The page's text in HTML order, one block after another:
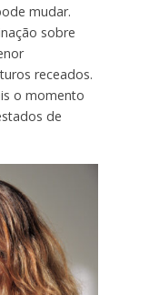
mudar.
sobre
receados.
o momento
de